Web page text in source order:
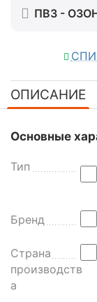
ПВЗ -
ОПИСАНИЕ
С
л
т
а
д
л
Основные
Тип
Бренд
Страна
производств
а